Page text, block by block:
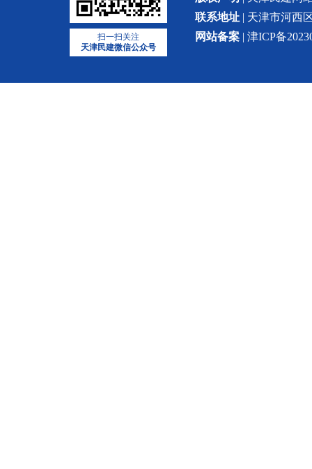
扫一扫关注
天津民建微信公众号
联系地址 | 天津市河西
网站备案 | 津ICP备